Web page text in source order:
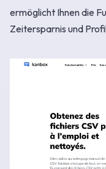
ermöglicht Ihnen die
Zeitersparnis und